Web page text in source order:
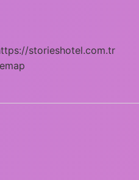
storieshotel.com.tr